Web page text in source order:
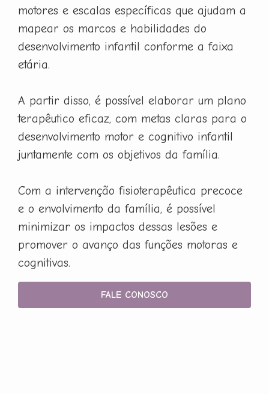
motores e escalas específicas que ajudam a
mapear os marcos e habilidades do
desenvolvimento infantil conforme a faixa
etária.
A partir disso, é possível elaborar um plano
terapêutico eficaz, com metas claras para o
desenvolvimento motor e cognitivo infantil
juntamente com os objetivos da família.
Com a intervenção fisioterapêutica precoce
e o envolvimento da família, é possível
minimizar os impactos dessas lesões e
promover o avanço das funções motoras e
cognitivas.
FALE CONOSCO